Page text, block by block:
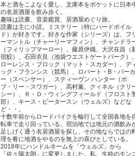
本と酒をこよなく愛し、文庫本をポケットに日本
の名居酒屋を飲み歩く。
趣味は読書、音楽鑑賞、居酒屋めぐり旅。
読書は主に小説。ミステリー（特にハードボイル
ド）が好きです。好きな作家（シリーズ）は、フ
ーマントル（チャーリーマフィン）、チャンドラ
（フィリップマーロー）、藤原伊織、大沢在昌（
宿鮫）、石田衣良（池袋ウエストゲートパーク）、
ローレンス・ブロック（マット・スカダー）、デ
ック・フランシス（競馬）、ロバート・B・パーカ
ー（スペンサー）、スティーヴン ハンター（ボ
ブ・リー・スワガー）、高村薫、クィネル（クリ
シー）、Ｒ・Ｄ・ウィングフィールド（フロスト
部）、キース・ピータースン（ウェルズ）などな
ど・・。
十数年前からロードバイクを輪行して全国各地を
転車で走り回っている。宿泊地では地元の酒飲み
足しげく通う名居酒屋を探し、その地ならではの
理を肴に地酒をやるのを無上の喜びとしている。
2018年にハンドルネームを「ウェルズ」から
「佐々陽太朗」に変更しました。私、生粋のモン